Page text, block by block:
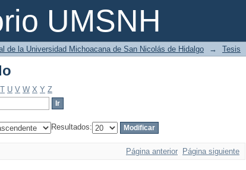
UMSNH
de la Universidad Michoacana de San Nicolás de Hidalgo → Tesis
T U V W X Y Z
Resultados:
Página anterior Página siguiente